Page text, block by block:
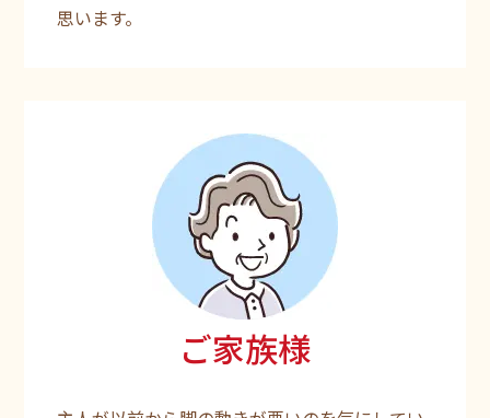
思います。
ご家族様